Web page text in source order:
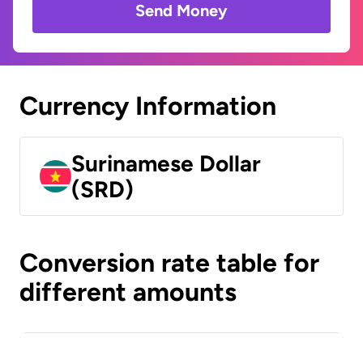
Send Money
Currency Information
Surinamese Dollar
(SRD)
Conversion rate table for
different amounts